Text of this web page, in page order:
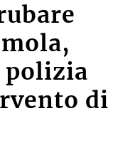
polizia
di